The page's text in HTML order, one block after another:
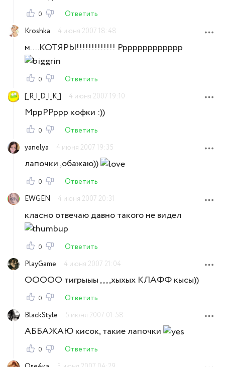
0
Ответить
Kroshka
4 июня 2007 18:48
м....КОТЯРЫ!!!!!!!!!!!!! Ррррррррррррр
0
Ответить
[_R_I_D_I_K_]
4 июня 2007 19:10
МррРРррр кофки :))
0
Ответить
yanelya
4 июня 2007 19:35
лапочки ,обажаю))
0
Ответить
EWGEN
4 июня 2007 20:31
класно отвечаю давно такого не видел
0
Ответить
PlayGame
4 июня 2007 21:04
ООООО тигрыыы ,,,,хыхых КЛАФФ кысы))
0
Ответить
BlackStyle
5 июня 2007 01:58
АББАЖАЮ кисок, такие лапочки
0
Ответить